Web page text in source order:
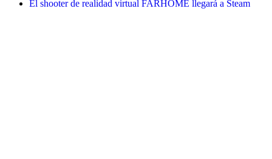
El shooter de realidad virtual FARHOME llegará a Steam